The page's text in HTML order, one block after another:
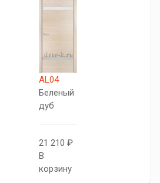
AL04
Беленый
дуб
21 210 ₽
В
корзину